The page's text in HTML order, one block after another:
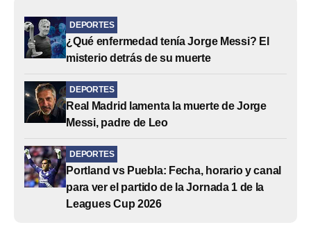
DEPORTES
¿Qué enfermedad tenía Jorge Messi? El
misterio detrás de su muerte
DEPORTES
Real Madrid lamenta la muerte de Jorge
Messi, padre de Leo
DEPORTES
Portland vs Puebla: Fecha, horario y canal
para ver el partido de la Jornada 1 de la
Leagues Cup 2026